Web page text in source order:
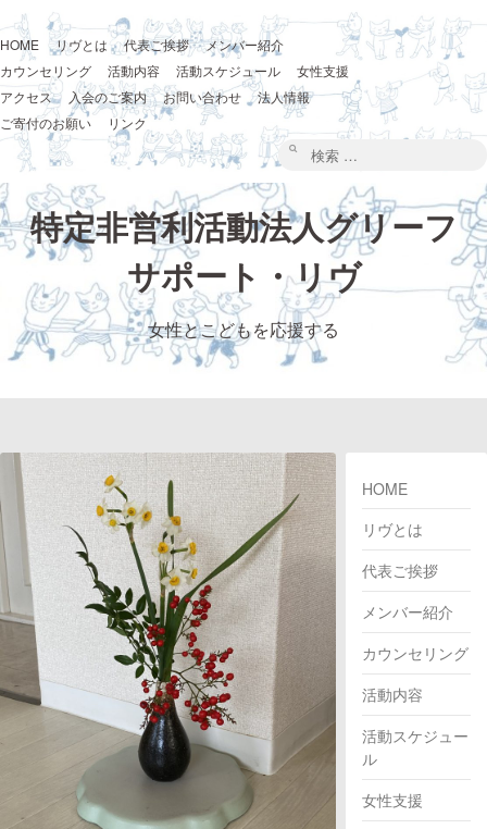
テ
ン
へ
キ
プ
HOME リヴとは 代表ご挨拶
メンバー紹介
カウンセリング
活動内容 活動スケジュール
女性支援
アクセス
入会のご案内 お問い合わせ
法人情報
ご寄付のお願い
リンク
特定非営利活動法人グリーフ
サポート・リヴ
女性とこどもを応援する
HOME
リヴとは
代表ご挨拶
メンバー紹介
カウンセリング
活動内容
活動スケジュー
ル
女性支援